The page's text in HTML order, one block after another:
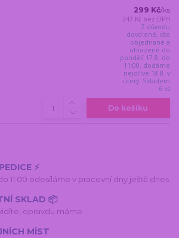
299 Kč/ks
247 Kč bez DPH
Z důvodu
dovolené, vše
objednané a
uhrazené do
pondělí 17.8. do
11:00, dodáme
nejdříve 18.8. v
úterý. Skladem
6 ks
Do košíku
⚡
11:00 odesíláme v pracovní dny ještě dnes
SKLAD 📦
opravdu máme
MÍST